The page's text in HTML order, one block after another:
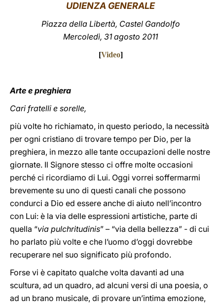
LATINE
UDIENZA GENERALE
Piazza della Libertà, Castel Gandolfo
Mercoledì, 31 agosto 2011
[Video]
Arte e preghiera
Cari fratelli e sorelle,
più volte ho richiamato, in questo periodo, la necessità
per ogni cristiano di trovare tempo per Dio, per la
preghiera, in mezzo alle tante occupazioni delle nostre
giornate. Il Signore stesso ci offre molte occasioni
perché ci ricordiamo di Lui. Oggi vorrei soffermarmi
brevemente su uno di questi canali che possono
condurci a Dio ed essere anche di aiuto nell’incontro
con Lui: è la via delle espressioni artistiche, parte di
quella “via pulchritudinis” – “via della bellezza” - di cui
ho parlato più volte e che l’uomo d’oggi dovrebbe
recuperare nel suo significato più profondo.
Forse vi è capitato qualche volta davanti ad una
scultura, ad un quadro, ad alcuni versi di una poesia, o
ad un brano musicale, di provare un’intima emozione,